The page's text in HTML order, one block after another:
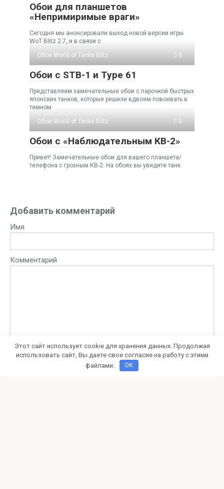
Обои для планшетов
«Непримиримые враги»
Сегодня мы анонсировали выход новой версии игры
WoT Blitz 2.7, и в связи с
Обои World of Tanks Blitz
0
Обои с STB-1 и Type 61
Представляем замечательные обои с парочкой быстрых
японских танков, которые решили вдвоем повоевать в
темном
Обои World of Tanks Blitz
0
Обои с «Наблюдательным КВ-2»
Привет! Замечательные обои для вашего планшета/
телефона с грозным КВ-2. На обоях вы увидите танк
Добавить комментарий
Имя
Комментарий
Этот сайт использует cookie для хранения данных. Продолжая
использовать сайт, Вы даете свое согласие на работу с этими
файлами.
OK